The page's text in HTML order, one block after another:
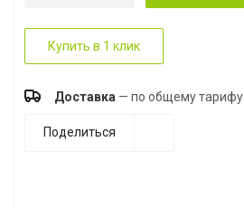
Купить в 1 клик
Доставка — по общему тарифу
Поделиться